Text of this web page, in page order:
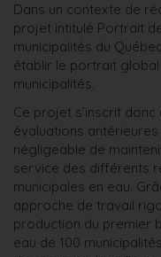
Dans un contexte de
projet intitulé Portrait
municipalités du
établir le portrait
municipalités.
Ce projet s’inscrit donc
évaluations
négligeable de
service des différents
municipales en eau.
approche de travail
production du premier
eau de 100